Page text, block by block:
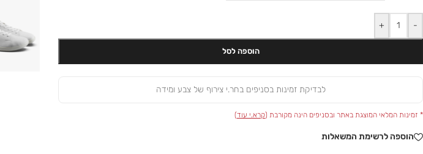
-
+
הוספה לסל
לבדיקת זמינות בסניפים בחר.י צירוף של צבע ומידה
* זמינות המלאי המוצגת באתר ובסניפים הינה מקורבת (קרא.י עוד)
הוספה לרשימת המשאלות